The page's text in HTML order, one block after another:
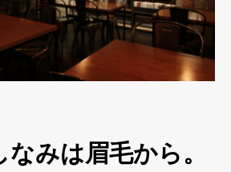
みは眉毛から。